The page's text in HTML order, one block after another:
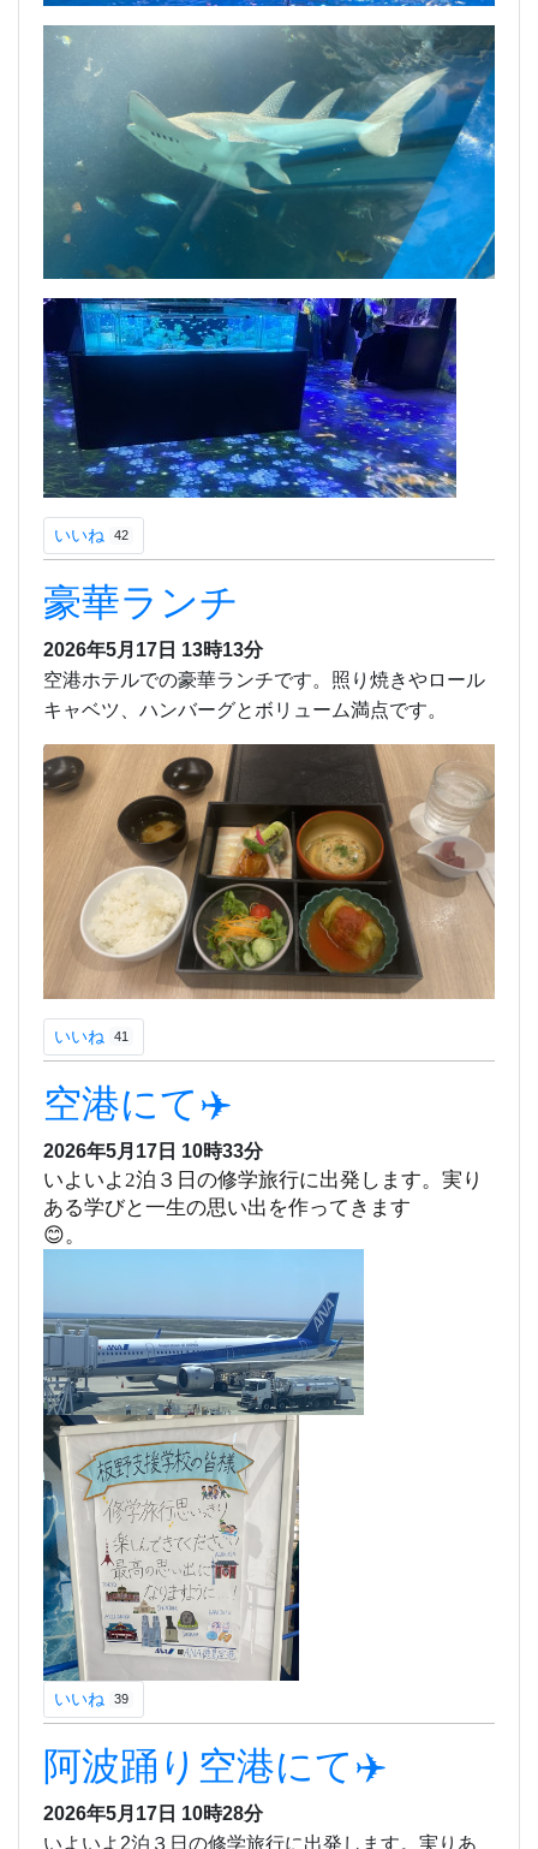
いいね 42
豪華ランチ
2026年5月17日 13時13分
空港ホテルでの豪華ランチです。照り焼きやロール
キャベツ、ハンバーグとボリューム満点です。
いいね 41
空港にて✈️
2026年5月17日 10時33分
いよいよ2泊３日の修学旅行に出発します。実り
ある学びと一生の思い出を作ってきます
😊。
いいね 39
阿波踊り空港にて✈️
2026年5月17日 10時28分
いよいよ2泊３日の修学旅行に出発します。実りあ